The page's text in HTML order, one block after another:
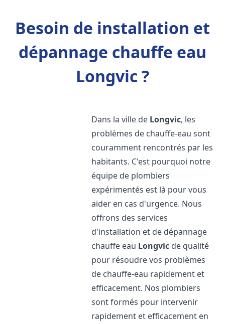
Besoin de installation et
dépannage chauffe eau
Longvic ?
Dans la ville de Longvic, les
problèmes de chauffe-eau sont
couramment rencontrés par les
habitants. C'est pourquoi notre
équipe de plombiers
expérimentés est là pour vous
aider en cas d'urgence. Nous
offrons des services
d'installation et de dépannage
chauffe eau Longvic de qualité
pour résoudre vos problèmes
de chauffe-eau rapidement et
efficacement. Nos plombiers
sont formés pour intervenir
rapidement et efficacement en